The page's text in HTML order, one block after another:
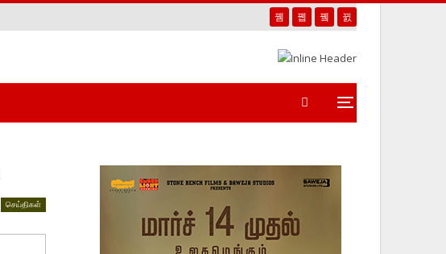
செய்திகள்